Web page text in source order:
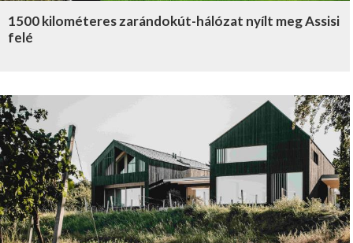
1500 kilométeres zarándokút-hálózat nyílt meg Assisi
felé